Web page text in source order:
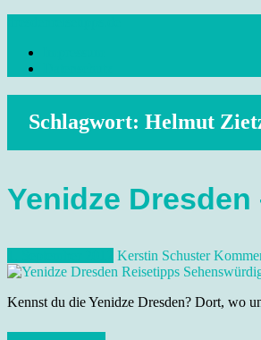
content
Reisetipps Dresden, Sehenswürdigkeiten,
Schlagwort: Helmut
Yenidze
Kerstin Schuster
Kennst du die Yenidze Dresden? Dort, wo